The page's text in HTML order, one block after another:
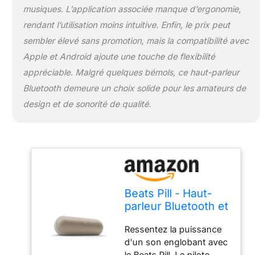
des médiums riches. La
silhouette raffinée du
woofer et les matériaux
utilisés minimisent la
distorsion des basses
même à volume élevé
Connectez votre Beats
Pill à un ordinateur
portable ou à un autre
et plongez dans un son
sans perte de haute
qualité La possibilité de
haut-parleurs Beats Pill
vous permet de vous
immerger encore plus
dans le son tout en
écoutant les modes
musiques. L’application associée manque d’ergonomie,
rendant l’utilisation moins intuitive. Enfin, le prix peut
sembler élevé sans promotion, mais la compatibilité avec
Apple et Android ajoute une touche de flexibilité
appréciable. Malgré quelques bémols, ce haut-parleur
Bluetooth demeure un choix solide pour les amateurs de
design et de sonorité de qualité.
Beats Pill - Haut-
parleur Bluetooth et
avec câble USB-C -
Jusqu'à 24 heures
Ressentez la puissance
d'un son englobant avec